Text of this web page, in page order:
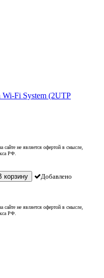
Fi System (2UTP
сайте не является офертой в смысле,
РФ.
корзину Добавлено
сайте не является офертой в смысле,
РФ.